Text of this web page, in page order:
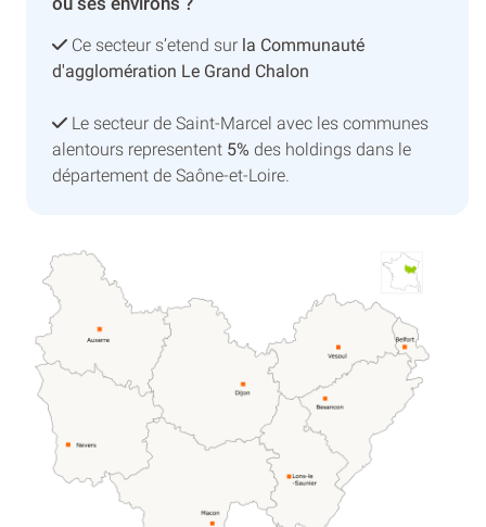
Ce secteur s’etend sur la Communauté
d'agglomération Le Grand Chalon
Le secteur de Saint-Marcel avec les communes
alentours representent 5% des holdings dans le
département de Saône-et-Loire.